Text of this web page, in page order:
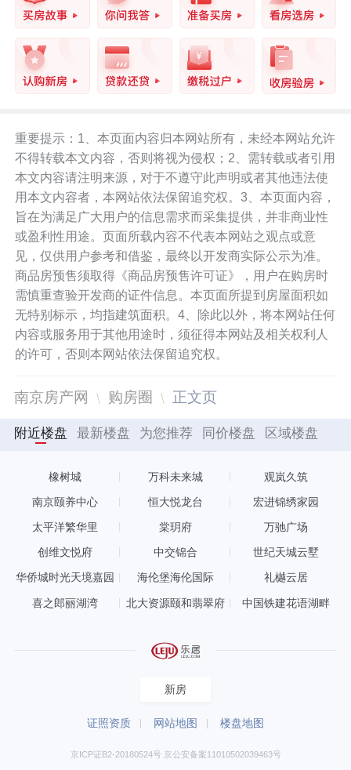
重要提示：1、本页面内容归本网站所有，未经本网站允许
不得转载本文内容，否则将视为侵权；2、需转载或者引用
本文内容请注明来源，对于不遵守此声明或者其他违法使
用本文内容者，本网站依法保留追究权。3、本页面内容，
旨在为满足广大用户的信息需求而采集提供，并非商业性
或盈利性用途。页面所载内容不代表本网站之观点或意
见，仅供用户参考和借鉴，最终以开发商实际公示为准。
商品房预售须取得《商品房预售许可证》，用户在购房时
需慎重查验开发商的证件信息。本页面所提到房屋面积如
无特别标示，均指建筑面积。4、除此以外，将本网站任何
内容或服务用于其他用途时，须征得本网站及相关权利人
的许可，否则本网站依法保留追究权。
南京房产网 购房圈 正文页
附近楼盘 最新楼盘 为您推荐 同价楼盘 区域楼盘
橡树城 万科未来城 观岚久筑
南京颐养中心 恒大悦龙台 宏进锦绣家园
太平洋繁华里 棠玥府 万驰广场
创维文悦府 中交锦合 世纪天城云墅
华侨城时光天境嘉园 海伦堡海伦国际 礼樾云居
喜之郎丽湖湾 北大资源颐和翡翠府 中国铁建花语湖畔
新房
证照资质 网站地图 楼盘地图
京ICP证B2-20180524号 京公安备案11010502039463号